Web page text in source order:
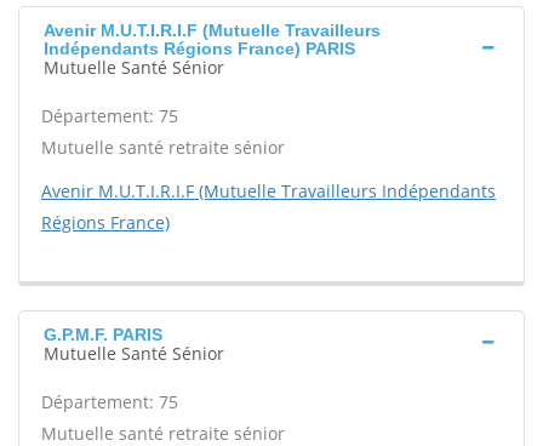
Avenir M.U.T.I.R.I.F (Mutuelle Travailleurs
Indépendants Régions France) PARIS
Mutuelle Santé Sénior
Département: 75
Mutuelle santé retraite sénior
Avenir M.U.T.I.R.I.F (Mutuelle Travailleurs Indépendants
Régions France)
G.P.M.F. PARIS
Mutuelle Santé Sénior
Département: 75
Mutuelle santé retraite sénior